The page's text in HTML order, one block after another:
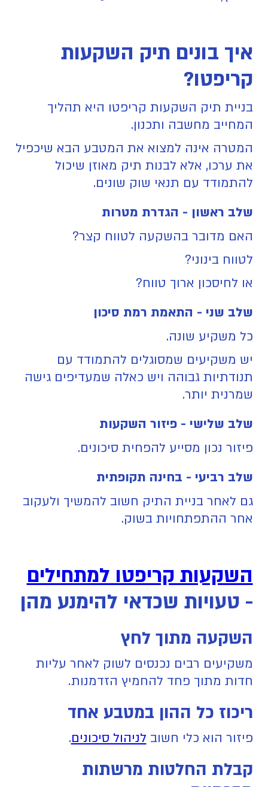
איך בונים תיק השקעות
קריפטו?
בניית תיק השקעות קריפטו היא תהליך
המחייב מחשבה ותכנון.
המטרה אינה למצוא את המטבע הבא שיכפיל
את ערכו, אלא לבנות תיק מאוזן שיכול
להתמודד עם תנאי שוק שונים.
שלב ראשון - הגדרת מטרות
האם מדובר בהשקעה לטווח קצר?
לטווח בינוני?
או לחיסכון ארוך טווח?
שלב שני - התאמת רמת סיכון
כל משקיע שונה.
יש משקיעים שמסוגלים להתמודד עם
תנודתיות גבוהה ויש כאלה שמעדיפים גישה
שמרנית יותר.
שלב שלישי - פיזור השקעות
פיזור נכון מסייע להפחית סיכונים.
שלב רביעי - בחינה תקופתית
גם לאחר בניית התיק חשוב להמשיך ולעקוב
אחר ההתפתחויות בשוק.
השקעות קריפטו למתחילים
- טעויות שכדאי להימנע מהן
השקעה מתוך לחץ
משקיעים רבים נכנסים לשוק לאחר עליות
חדות מתוך פחד להחמיץ הזדמנות.
ריכוז כל ההון במטבע אחד
פיזור הוא כלי חשוב לניהול סיכונים.
קבלת החלטות מרשתות